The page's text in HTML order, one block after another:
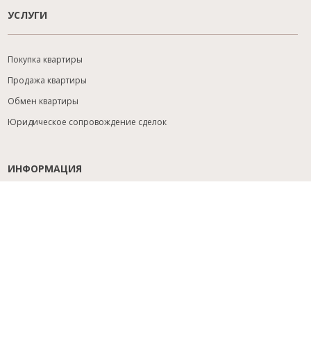
УСЛУГИ
Покупка квартиры
Продажа квартиры
Обмен квартиры
Юридическое сопровождение сделок
ИНФОРМАЦИЯ